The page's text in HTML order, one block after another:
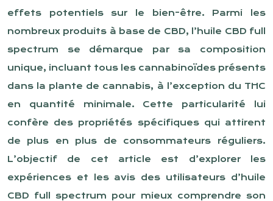
effets potentiels sur le bien-être. Parmi les
nombreux produits à base de CBD, l’huile CBD full
spectrum se démarque par sa composition
unique, incluant tous les cannabinoïdes présents
dans la plante de cannabis, à l’exception du THC
en quantité minimale. Cette particularité lui
confère des propriétés spécifiques qui attirent
de plus en plus de consommateurs réguliers.
L’objectif de cet article est d’explorer les
expériences et les avis des utilisateurs d’huile
CBD full spectrum pour mieux comprendre son